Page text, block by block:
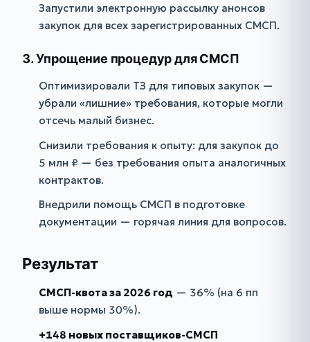
Запустили электронную рассылку анонсов
закупок для всех зарегистрированных СМСП.
3. Упрощение процедур для СМСП
Оптимизировали ТЗ для типовых закупок —
убрали «лишние» требования, которые могли
отсечь малый бизнес.
Снизили требования к опыту: для закупок до
5 млн ₽ — без требования опыта аналогичных
контрактов.
Внедрили помощь СМСП в подготовке
документации — горячая линия для вопросов.
Результат
СМСП-квота за 2026 год — 36% (на 6 пп
выше нормы 30%).
+148 новых поставщиков-СМСП